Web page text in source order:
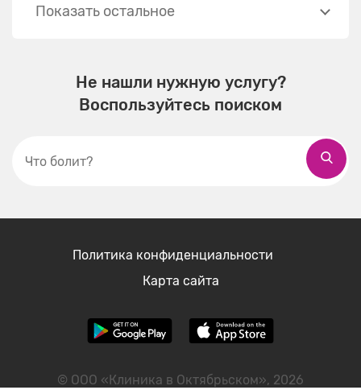
Кардиология
Показать остальное
Не нашли нужную услугу?
Воспользуйтесь поиском
© ООО «Клиника в Октябрьском», 2026
Политика конфиденциальности
Карта сайта